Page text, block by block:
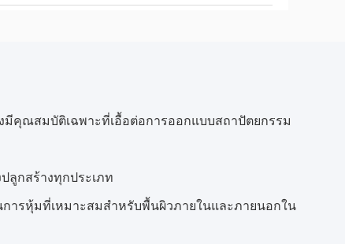
มีคุณสมบัติเฉพาะที่เอื้อต่อการออกแบบสถาปัตยกรรม
ลูกสร้างทุกประเภท
นการหุ้มที่เหมาะสมสำหรับพื้นผิวภายในและภายนอกใน